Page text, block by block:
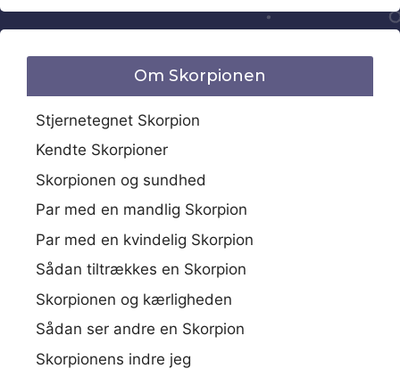
Om Skorpionen
Stjernetegnet Skorpion
Kendte Skorpioner
Skorpionen og sundhed
Par med en mandlig Skorpion
Par med en kvindelig Skorpion
Sådan tiltrækkes en Skorpion
Skorpionen og kærligheden
Sådan ser andre en Skorpion
Skorpionens indre jeg